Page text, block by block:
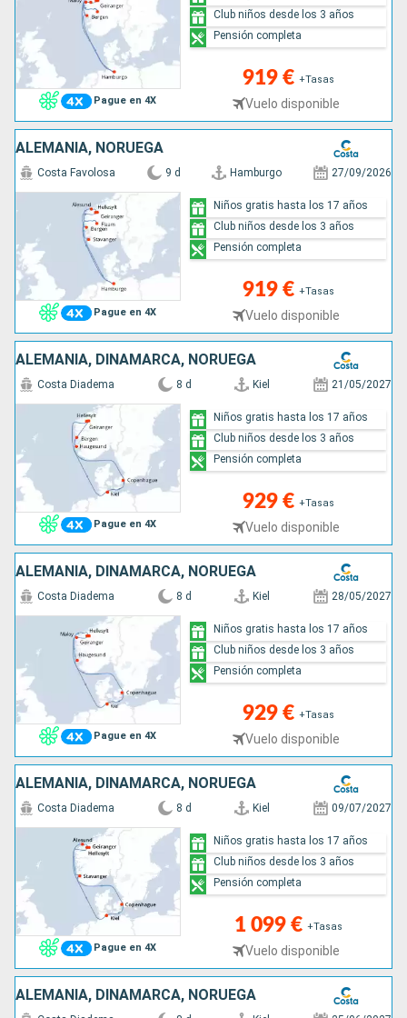
Pague en 4X
919 € +Tasas
Vuelo disponible
Club niños desde los 3 años
Pensión completa
ALEMANIA, NORUEGA
Pague en 4X
Costa Favolosa 9 d Hamburgo 27/09/2026
919 € +Tasas
Vuelo disponible
Niños gratis hasta los 17 años
Club niños desde los 3 años
Pensión completa
ALEMANIA, DINAMARCA, NORUEGA
Pague en 4X
Costa Diadema 8 d Kiel 21/05/2027
929 € +Tasas
Vuelo disponible
Niños gratis hasta los 17 años
Club niños desde los 3 años
Pensión completa
ALEMANIA, DINAMARCA, NORUEGA
Pague en 4X
Costa Diadema 8 d Kiel 28/05/2027
929 € +Tasas
Vuelo disponible
Niños gratis hasta los 17 años
Club niños desde los 3 años
Pensión completa
ALEMANIA, DINAMARCA, NORUEGA
Pague en 4X
Costa Diadema 8 d Kiel 09/07/2027
1 099 € +Tasas
Vuelo disponible
Niños gratis hasta los 17 años
Club niños desde los 3 años
Pensión completa
ALEMANIA, DINAMARCA, NORUEGA